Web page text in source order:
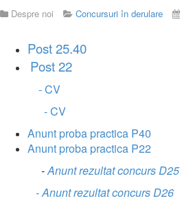
Despre noi Concursuri în derulare
Post 25.40
Post 22
- CV
- CV
Anunt proba practica P40
Anunt proba practica P22
-Anunt rezultat concurs D25
- Anunt rezultat concurs D26